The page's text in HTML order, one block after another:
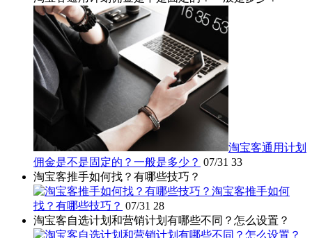
淘宝客通用计划
佣金是不是固定的？一般是多少？ 07/31 33
淘宝客推手如何找？有哪些技巧？
淘宝客推手如何
找？有哪些技巧？ 07/31 28
淘宝客自选计划和营销计划有哪些不同？怎么设置？